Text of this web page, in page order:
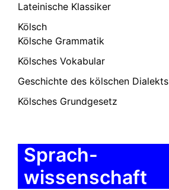
Lateinische Klassiker
Kölsch
Kölsche Grammatik
Kölsches Vokabular
Geschichte des kölschen Dialekts
Kölsches Grundgesetz
Sprach-
wissenschaft